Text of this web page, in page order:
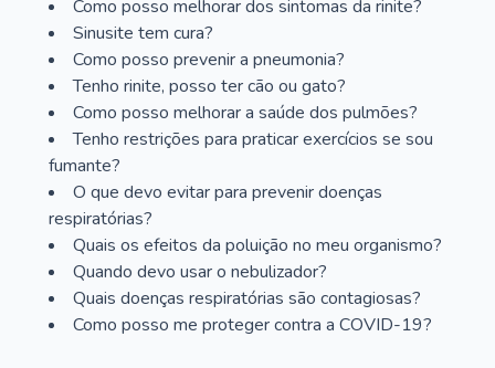
Como posso melhorar dos sintomas da rinite?
Sinusite tem cura?
Como posso prevenir a pneumonia?
Tenho rinite, posso ter cão ou gato?
Como posso melhorar a saúde dos pulmões?
Tenho restrições para praticar exercícios se sou
fumante?
O que devo evitar para prevenir doenças
respiratórias?
Quais os efeitos da poluição no meu organismo?
Quando devo usar o nebulizador?
Quais doenças respiratórias são contagiosas?
Como posso me proteger contra a COVID-19?